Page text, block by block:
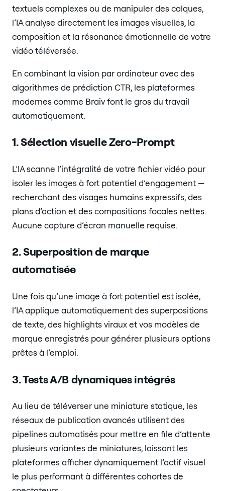
textuels complexes ou de manipuler des calques,
l’IA analyse directement les images visuelles, la
composition et la résonance émotionnelle de votre
vidéo téléversée.
En combinant la vision par ordinateur avec des
algorithmes de prédiction CTR, les plateformes
modernes comme Braiv font le gros du travail
automatiquement.
1. Sélection visuelle Zero-Prompt
L’IA scanne l’intégralité de votre fichier vidéo pour
isoler les images à fort potentiel d’engagement —
recherchant des visages humains expressifs, des
plans d’action et des compositions focales nettes.
Aucune capture d’écran manuelle requise.
2. Superposition de marque
automatisée
Une fois qu’une image à fort potentiel est isolée,
l’IA applique automatiquement des superpositions
de texte, des highlights viraux et vos modèles de
marque enregistrés pour générer plusieurs options
prêtes à l’emploi.
3. Tests A/B dynamiques intégrés
Au lieu de téléverser une miniature statique, les
réseaux de publication avancés utilisent des
pipelines automatisés pour mettre en file d’attente
plusieurs variantes de miniatures, laissant les
plateformes afficher dynamiquement l’actif visuel
le plus performant à différentes cohortes de